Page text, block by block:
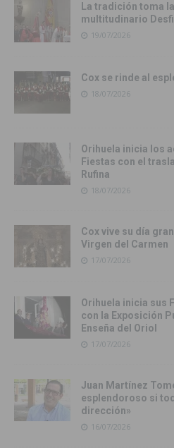
La tradición toma
multitudinario
19/07/2026
Cox se rinde al
18/07/2026
Orihuela inicia los
Fiestas con el
Rufina
18/07/2026
Cox vive su día
Virgen del Carmen
17/07/2026
Orihuela inicia sus
con la Exposición
Enseña del Oriol
17/07/2026
Juan Martínez
esplendoroso si
dirección»
16/07/2026